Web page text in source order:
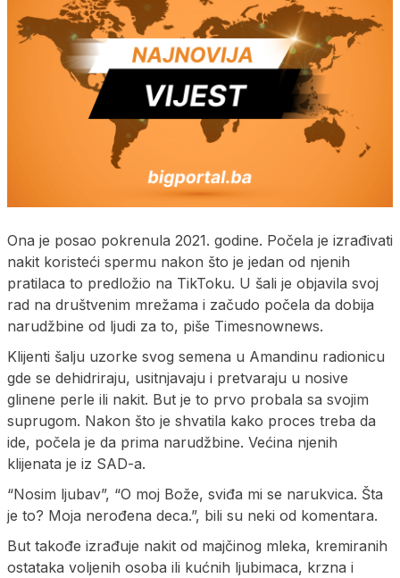
Ona je posao pokrenula 2021. godine. Počela je izrađivati
nakit koristeći spermu nakon što je jedan od njenih
pratilaca to predložio na TikToku. U šali je objavila svoj
rad na društvenim mrežama i začudo počela da dobija
narudžbine od ljudi za to, piše Timesnownews.
Klijenti šalju uzorke svog semena u Amandinu radionicu
gde se dehidriraju, usitnjavaju i pretvaraju u nosive
glinene perle ili nakit. But je to prvo probala sa svojim
suprugom. Nakon što je shvatila kako proces treba da
ide, počela je da prima narudžbine. Većina njenih
klijenata je iz SAD-a.
“Nosim ljubav”, “O moj Bože, sviđa mi se narukvica. Šta
je to? Moja nerođena deca.”, bili su neki od komentara.
But takođe izrađuje nakit od majčinog mleka, kremiranih
ostataka voljenih osoba ili kućnih ljubimaca, krzna i